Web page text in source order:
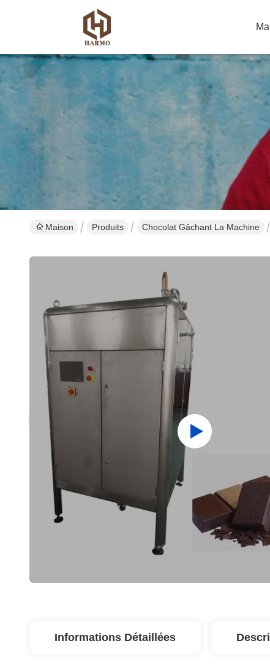
Maison Produits Chocolat Gâchant La Machine
Informations Détaillées